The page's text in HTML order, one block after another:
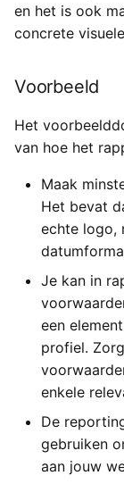
en het is ook
concrete
Voorbeeld
Het
van hoe het
Maak
Het bevat
echte logo,
Je kan in
een
profiel.
enkele
De
gebruiken
aan jouw